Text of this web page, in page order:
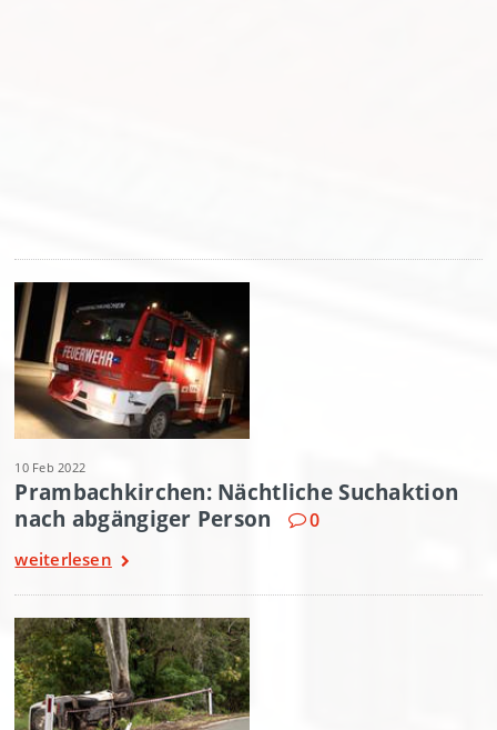
10 Feb 2022
Prambachkirchen: Nächtliche Suchaktion
nach abgängiger Person
0
weiterlesen